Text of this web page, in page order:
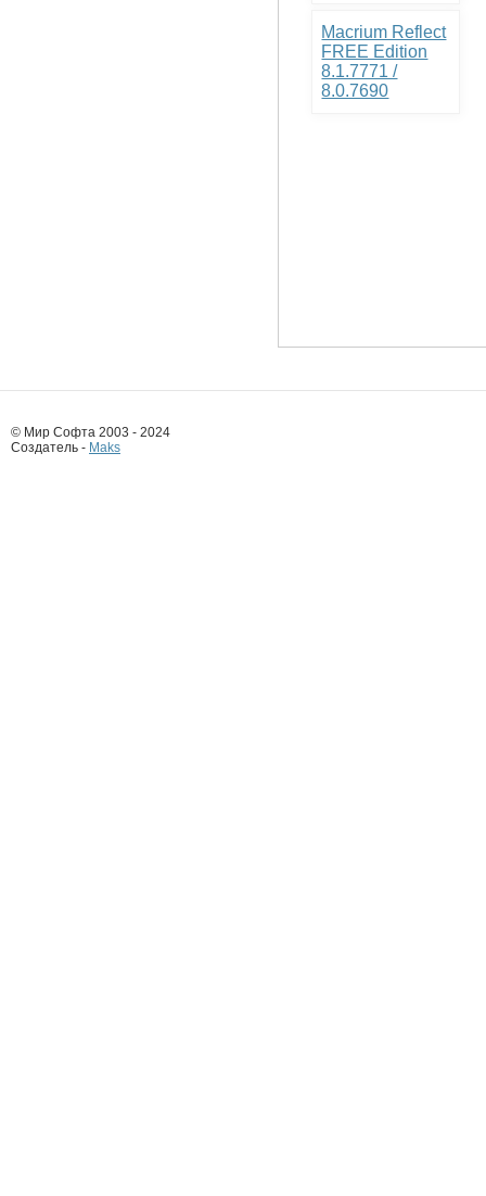
Macrium Reflect
FREE Edition
8.1.7771 /
8.0.7690
© Мир Софта 2003 - 2024
Создатель - Maks